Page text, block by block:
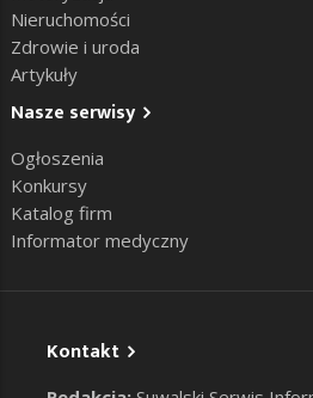
Nieruchomości
Zdrowie i uroda
Artykuły
Nasze serwisy
Ogłoszenia
Konkursy
Katalog firm
Informator medyczny
Kontakt